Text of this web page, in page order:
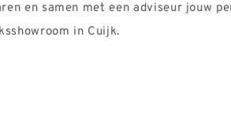
en samen met een adviseur jouw
in Cuijk.